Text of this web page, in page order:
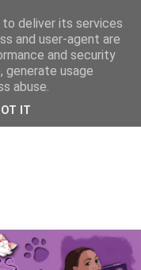
deliver its services
and user-agent are
and security
generate usage
abuse.
IT